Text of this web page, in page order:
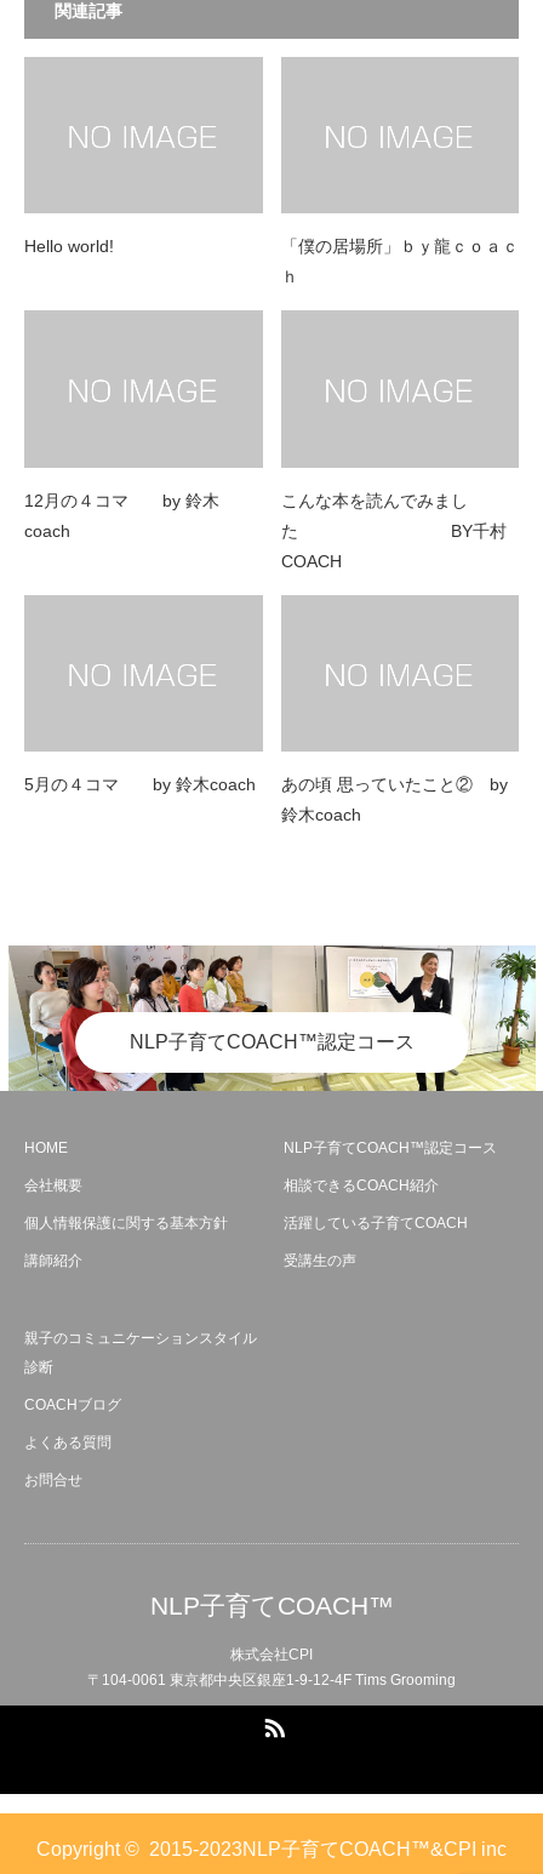
関連記事
Hello world!
「僕の居場所」ｂｙ龍ｃｏａｃ
ｈ
12月の４コマ by 鈴木
coach
こんな本を読んでみまし
た BY千村
COACH
5月の４コマ by 鈴木coach
あの頃 思っていたこと② by
鈴木coach
NLP子育てCOACH™認定コース
HOME
会社概要
個人情報保護に関する基本方針
講師紹介
NLP子育てCOACH™認定コース
相談できるCOACH紹介
活躍している子育てCOACH
受講生の声
親子のコミュニケーションスタイル
診断
COACHブログ
よくある質問
お問合せ
NLP子育てCOACH™
株式会社CPI
〒104-0061 東京都中央区銀座1-9-12-4F Tims Grooming
Copyright © 2015-2023NLP子育てCOACH™&CPI inc